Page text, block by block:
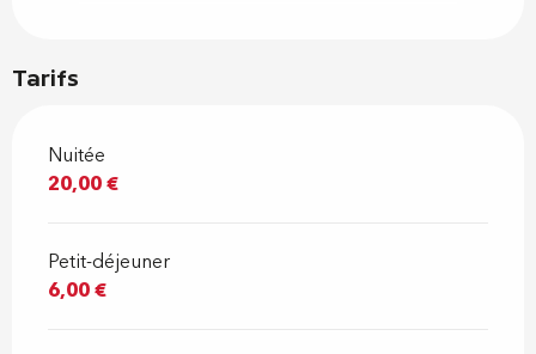
Tarifs
Nuitée
20,00 €
Petit-déjeuner
6,00 €